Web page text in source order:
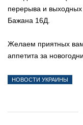
перерыва и
Бажана 16Д.
Желаем приятных вам
аппетита за
НОВОСТИ УКРАИНЫ